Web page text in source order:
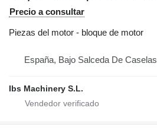
Precio a consultar
Piezas del motor - bloque de motor
España, Bajo Salceda De Caselas
Ibs Machinery S.L.